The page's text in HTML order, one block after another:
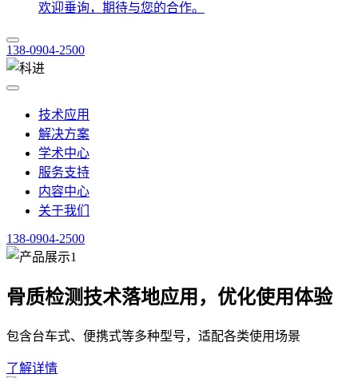
欢迎垂询，期待与您的合作。
138-0904-2500
技术应用
解决方案
学术中心
服务支持
内容中心
关于我们
138-0904-2500
骨质检测技术落地应用，优化使用体验
包含台车式、便携式等多种型号，适配各类使用场景
了解详情